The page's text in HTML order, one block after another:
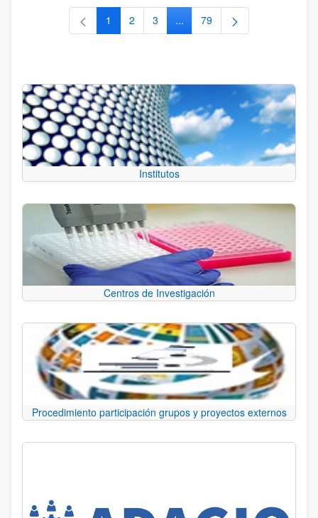
Página
1 Página
2 Página
3 ...Páginas intermedias Use TAB
Página
79
Institutos
Centros de Investigación
Procedimiento participación grupos y proyectos externos